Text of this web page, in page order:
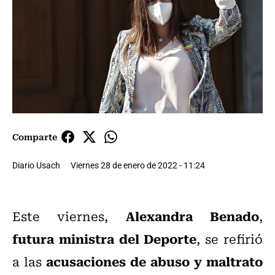
Comparte
Diario Usach Viernes 28 de enero de 2022 - 11:24
Este viernes, Alexandra Benado,
futura ministra del Deporte, se refirió
a las acusaciones de abuso y maltrato